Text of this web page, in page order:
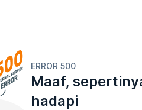
ERROR 500
Maaf,
hadapi